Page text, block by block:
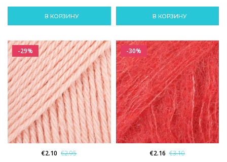
В КОРЗИНУ В КОРЗИНУ
-29%
€2.10 €2.95
-30%
€2.16 €3.10